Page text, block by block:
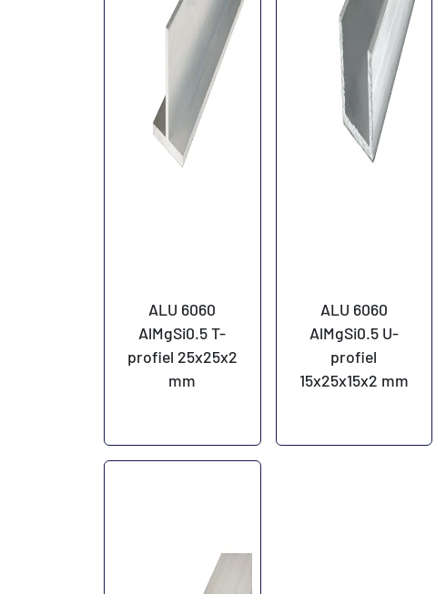
ALU 6060
AlMgSi0.5 T-
profiel 25x25x2
mm
ALU 6060
AlMgSi0.5 U-
profiel
15x25x15x2 mm